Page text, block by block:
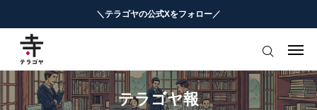
＼テラゴヤの公式Xをフォロー／
テラゴヤ報
はじめての方へ
教育ニュースまとめ